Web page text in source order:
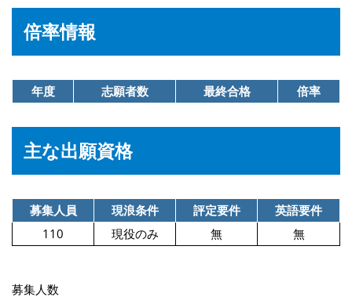
倍率情報
年度 志願者数 最終合格 倍率
主な出願資格
募集人員 現浪条件 評定要件
英語要件
110
現役のみ 無 無
募集人数